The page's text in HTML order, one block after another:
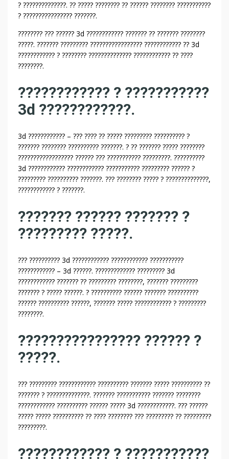
? ??????????????. ?? ????? ???????? ?? ?????? ???????? ???????????
? ???????????????? ???????.
???????? ??? ?????? 3d ???????????? ??????? ?? ??????? ????????
?????. ??????? ????????? ????????????????? ???????????? ?? 3d
???????????? ? ???????? ?????????????? ???????????? ?? ????
????????.
???????????? ? ???????????
3d ????????????.
3d ???????????? – ??? ???? ?? ????? ????????? ?????????? ?
??????? ???????? ?????????? ???????. ? ?? ??????? ????? ????????
?????????????????? ?????? ??? ??????????? ?????????. ??????????
3d ???????????? ???????????? ??????????? ????????? ?????? ?
????????? ?????????? ???????. ??? ???????? ????? ? ??????????????,
???????????? ? ???????.
??????? ?????? ??????? ?
????????? ?????.
??? ?????????? 3d ???????????? ???????????? ???????????
???????????? – 3d ??????. ????????????? ????????? 3d
???????????? ??????? ?? ????????? ????????, ??????? ?????????
??????? ? ????? ??????. ? ?????????? ?????? ??????? ??????????
?????? ?????????? ??????, ??????? ????? ???????????? ? ?????????
????????.
???????????????? ?????? ?
?????.
??? ????????? ???????????? ?????????? ??????? ????? ?????????? ??
??????? ? ??????????????. ??????? ??????????? ??????? ????????
???????????? ?????????? ?????? ????? 3d ????????????. ??? ??????
????? ????? ?????????? ?? ???? ???????? ??? ????????? ?? ?????????
?????????.
???????????? ? ???????????